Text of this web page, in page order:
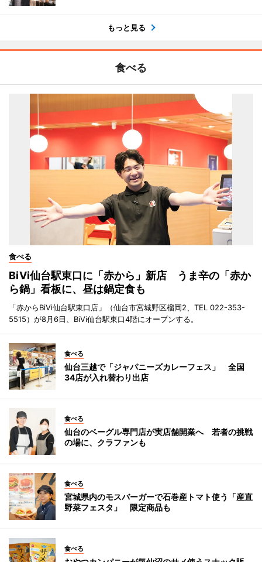
もっと見る
食べる
食べる
BiVi仙台駅東口に「赤から」新店 うま辛の「赤か
ら鍋」看板に、昼は鍋定食も
「赤からBiVi仙台駅東口店」（仙台市宮城野区榴岡2、TEL 022-353-
5515）が8月6日、BiVi仙台駅東口4階にオープンする。
食べる
仙台三越で「ジャパニーズカレーフェス」 全国
34店が入れ替わり出店
食べる
仙台のベーグル専門店が実店舗開業へ 若者の挑戦
の場に、クラファンも
食べる
宮城県内のモスバーガーで石巻産トマト使う「産直
野菜フェスタ」 限定商品も
食べる